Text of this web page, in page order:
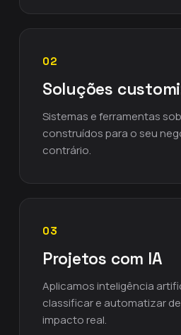
02
Soluções
Sistemas e ferramentas
construídos para o seu
contrário.
03
Projetos com IA
Aplicamos inteligência
classificar e automatizar
impacto real.